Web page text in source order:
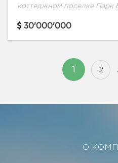
коттеджном поселке Парк
элитный охраняемый
30'000'000
2
О